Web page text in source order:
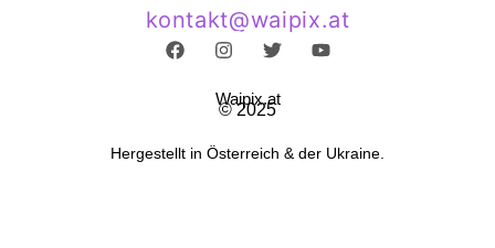
kontakt@waipix.at
Waipix.at
© 2025
Hergestellt in Österreich & der Ukraine.